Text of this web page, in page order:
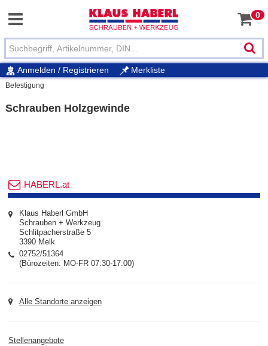
0
Anmelden / Registrieren Merkliste
Befestigung
Schrauben Holzgewinde
HABERL.at
Klaus Haberl GmbH
Schrauben + Werkzeug
Schlitpacherstraße 5
3390 Melk
02752/51364
(Bürozeiten: MO-FR 07:30-17:00)
Alle Standorte anzeigen
Stellenangebote